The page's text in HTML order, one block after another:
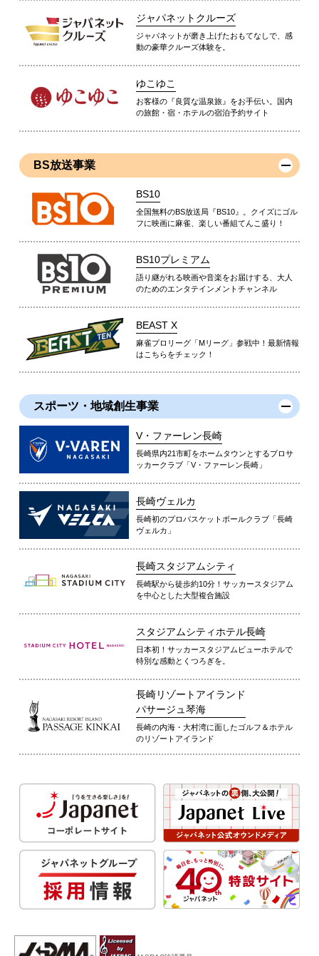
ジャパネットクルーズ
ジャパネットが磨き上げたおもてなしで、感
動の豪華クルーズ体験を。
ゆこゆこ
お客様の『良質な温泉旅』をお手伝い。国内
の旅館・宿・ホテルの宿泊予約サイト
BS放送事業
BS10
全国無料のBS放送局『BS10』。クイズにゴル
フに映画に麻雀、楽しい番組てんこ盛り！
BS10プレミアム
語り継がれる映画や音楽をお届けする、大人
のためのエンタテインメントチャンネル
BEAST X
麻雀プロリーグ「Mリーグ」参戦中！最新情報
はこちらをチェック！
スポーツ・地域創生事業
V・ファーレン長崎
長崎県内21市町をホームタウンとするプロサ
ッカークラブ「V・ファーレン長崎」
長崎ヴェルカ
長崎初のプロバスケットボールクラブ「長崎
ヴェルカ」
長崎スタジアムシティ
長崎駅から徒歩約10分！サッカースタジアム
を中心とした大型複合施設
スタジアムシティホテル長崎
日本初！サッカースタジアムビューホテルで
特別な感動とくつろぎを。
長崎リゾートアイランド
パサージュ琴海
長崎の内海・大村湾に面したゴルフ＆ホテル
のリゾートアイランド